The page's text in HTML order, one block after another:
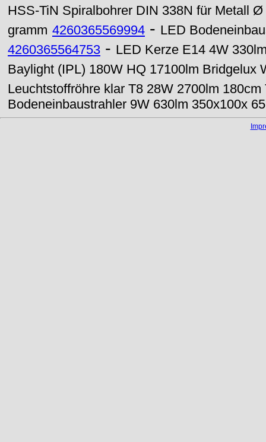
HSS-TiN Spiralbohrer DIN 338N für Metall Ø
gramm 4260365569994 - LED
4260365564753 - LED Kerze E14 4W
Baylight (IPL) 180W HQ 17100lm Bridgelux
Leuchtstoffröhre klar T8 28W 2700lm 180cm
Bodeneinbaustrahler 9W 630lm 350x100x